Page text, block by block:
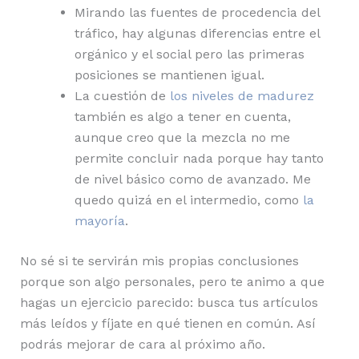
Mirando las fuentes de procedencia del
tráfico, hay algunas diferencias entre el
orgánico y el social pero las primeras
posiciones se mantienen igual.
La cuestión de los niveles de madurez
también es algo a tener en cuenta,
aunque creo que la mezcla no me
permite concluir nada porque hay tanto
de nivel básico como de avanzado. Me
quedo quizá en el intermedio, como la
mayoría.
No sé si te servirán mis propias conclusiones
porque son algo personales, pero te animo a que
hagas un ejercicio parecido: busca tus artículos
más leídos y fíjate en qué tienen en común. Así
podrás mejorar de cara al próximo año.